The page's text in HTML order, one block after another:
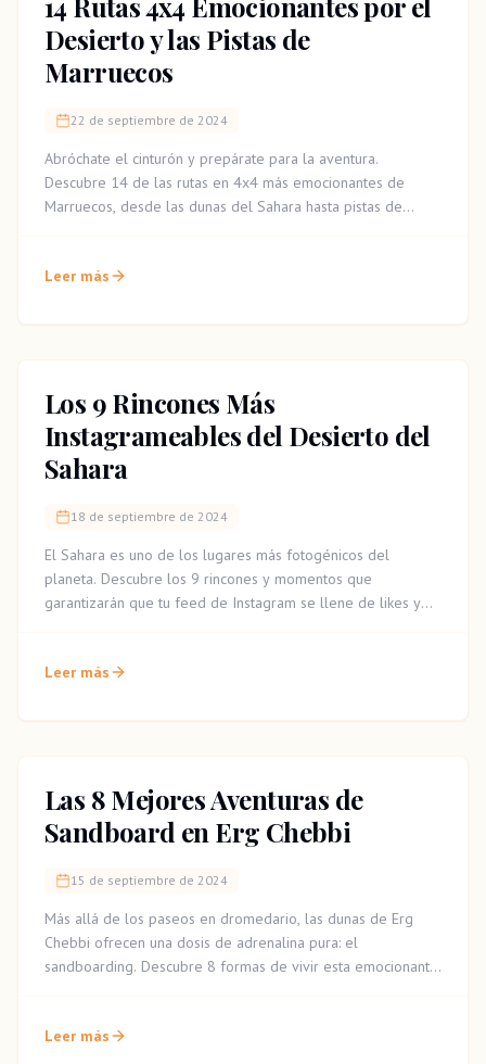
Desierto y las Pistas de
Marruecos
22 de septiembre de 2024
Abróchate el cinturón y prepárate para la aventura.
Descubre 14 de las rutas en 4x4 más emocionantes de
Marruecos, desde las dunas del Sahara hasta pistas de
Leer más
Los 9 Rincones Más
Instagrameables del Desierto del
Sahara
18 de septiembre de 2024
El Sahara es uno de los lugares más fotogénicos del
planeta. Descubre los 9 rincones y momentos que
garantizarán que tu feed de Instagram se llene de likes y
Leer más
Las 8 Mejores Aventuras de
Sandboard en Erg Chebbi
15 de septiembre de 2024
Más allá de los paseos en dromedario, las dunas de Erg
Chebbi ofrecen una dosis de adrenalina pura: el
sandboarding. Descubre 8 formas de vivir esta emocionante
Leer más